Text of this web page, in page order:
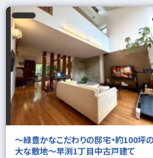
～緑豊かなこだわりの邸宅・約100坪
大な敷地～早渕1丁目中古戸建て